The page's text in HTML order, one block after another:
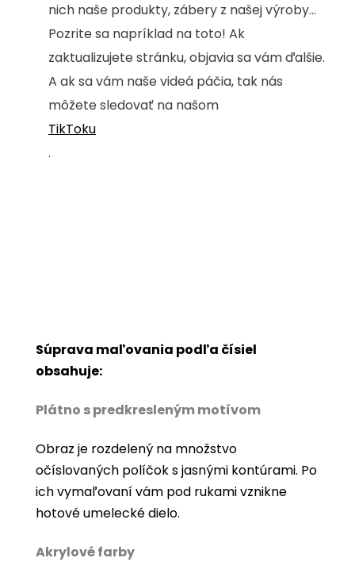
nich naše produkty, zábery z našej výroby...
Pozrite sa napríklad na toto! Ak
zaktualizujete stránku, objavia sa vám ďalšie.
A ak sa vám naše videá páčia, tak nás
môžete sledovať na našom
TikToku
.
Súprava maľovania podľa čísiel
obsahuje:
Plátno s predkresleným motívom
Obraz je rozdelený na množstvo
očíslovaných políčok s jasnými kontúrami. Po
ich vymaľovaní vám pod rukami vznikne
hotové umelecké dielo.
Akrylové farby